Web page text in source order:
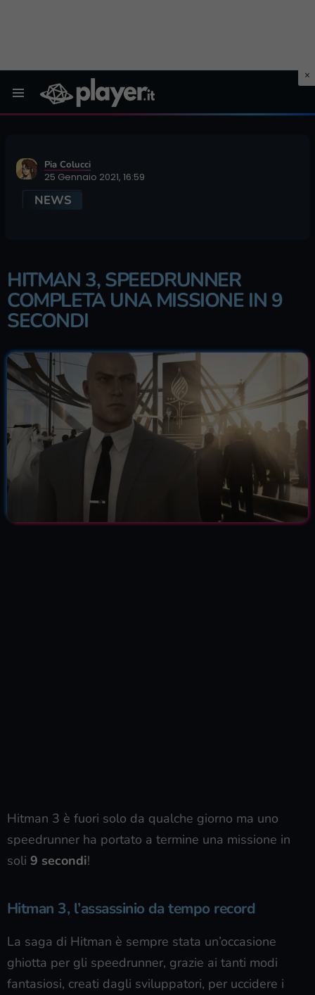
Pia Colucci
25 Gennaio 2021, 16:59
NEWS
HITMAN 3, SPEEDRUNNER
COMPLETA UNA MISSIONE IN 9
SECONDI
Hitman 3 è fuori solo da qualche giorno ma uno
speedrunner ha portato a termine una missione in
soli 9 secondi!
Hitman 3, l’assassinio da tempo record
La saga di Hitman è sempre stata un’occasione
ghiotta per gli speedrunner, grazie ai tanti modi
fantasiosi, creati dagli sviluppatori, per uccidere i